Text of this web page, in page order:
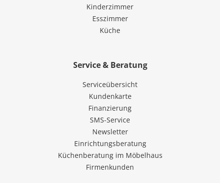
Kinderzimmer
Esszimmer
Küche
Service & Beratung
Serviceübersicht
Kundenkarte
Finanzierung
SMS-Service
Newsletter
Einrichtungsberatung
Küchenberatung im Möbelhaus
Firmenkunden